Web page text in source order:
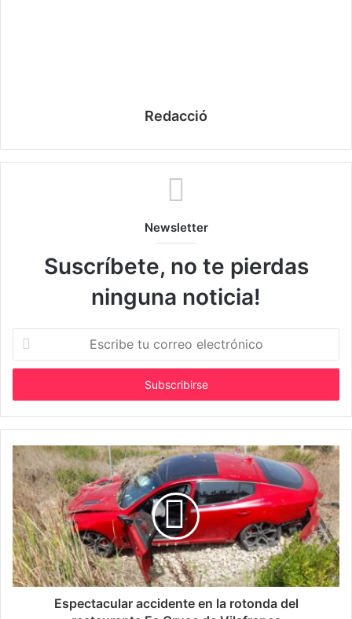
También queremos informar, en esta ocasión
principalmente a la vecindad s’illotera, que se ha cambiado
la ubicación del lavapiés que se encontraba junto a la
oficina turística, debido, según Nadal, «porque se
atascaban las pluviales»; ahora está unos metros más
hacia el mar.
Redacció
Newsletter
Suscríbete, no te pierdas
ninguna noticia!
c
i
b
t
u
c
o
r
r
e
o
e
Espectacular accidente en la rotonda del